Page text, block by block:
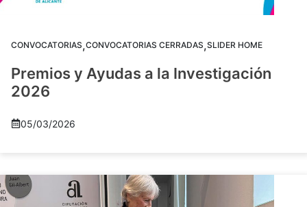
CONVOCATORIAS,CONVOCATORIAS CERRADAS,SLIDER HOME
Premios y Ayudas a la Investigación
2026
05/03/2026